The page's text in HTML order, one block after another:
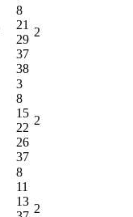
8
21
29
37
38
2
3
8
15
22
26
37
2
8
11
13
2